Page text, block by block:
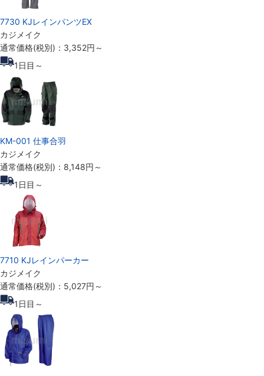
7730 KJレインパンツEX
カジメイク
通常価格(税別)： 3,352円 ～
1 日目～
KM-001 仕事合羽
カジメイク
通常価格(税別)： 8,148円 ～
1 日目～
7710 KJレインパーカー
カジメイク
通常価格(税別)： 5,027円 ～
1 日目～